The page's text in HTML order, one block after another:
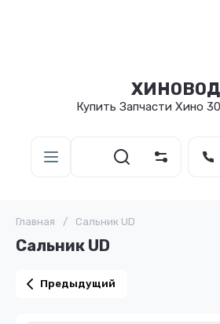
ХИНОВОД
Купить Запчасти Хино
Главная / Сальник UD
Сальник UD
Предыдущий